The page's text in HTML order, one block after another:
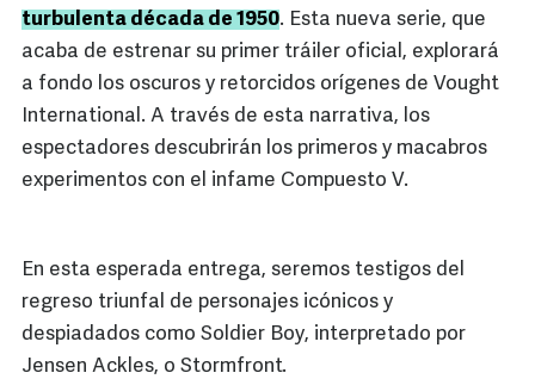
turbulenta década de 1950. Esta nueva serie, que
acaba de estrenar su primer tráiler oficial, explorará
a fondo los oscuros y retorcidos orígenes de Vought
International. A través de esta narrativa, los
espectadores descubrirán los primeros y macabros
experimentos con el infame Compuesto V.
En esta esperada entrega, seremos testigos del
regreso triunfal de personajes icónicos y
despiadados como Soldier Boy, interpretado por
Jensen Ackles, o Stormfront.